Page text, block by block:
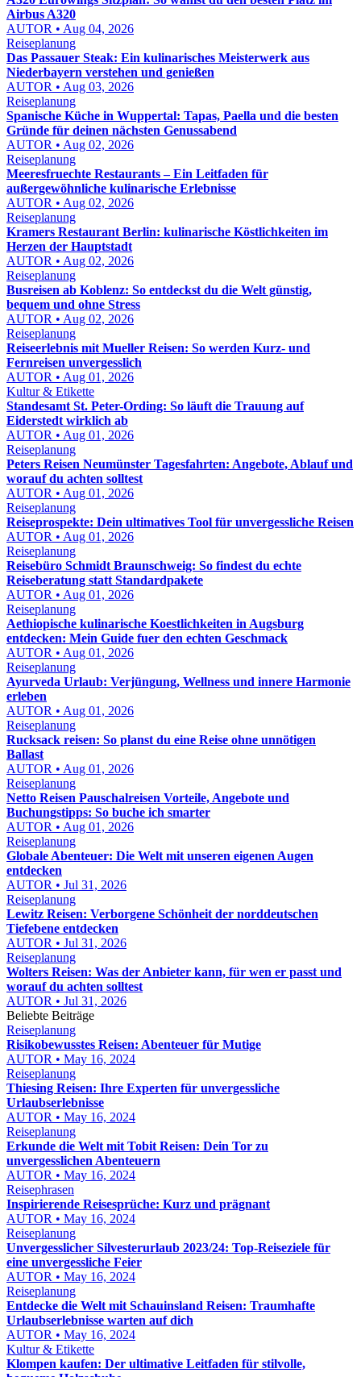
Airbus A320
AUTOR • Aug 04, 2026
Reiseplanung
Das Passauer Steak: Ein kulinarisches Meisterwerk aus
Niederbayern verstehen und genießen
AUTOR • Aug 03, 2026
Reiseplanung
Spanische Küche in Wuppertal: Tapas, Paella und die besten
Gründe für deinen nächsten Genussabend
AUTOR • Aug 02, 2026
Reiseplanung
Meeresfruechte Restaurants – Ein Leitfaden für
außergewöhnliche kulinarische Erlebnisse
AUTOR • Aug 02, 2026
Reiseplanung
Kramers Restaurant Berlin: kulinarische Köstlichkeiten im
Herzen der Hauptstadt
AUTOR • Aug 02, 2026
Reiseplanung
Busreisen ab Koblenz: So entdeckst du die Welt günstig,
bequem und ohne Stress
AUTOR • Aug 02, 2026
Reiseplanung
Reiseerlebnis mit Mueller Reisen: So werden Kurz- und
Fernreisen unvergesslich
AUTOR • Aug 01, 2026
Kultur & Etikette
Standesamt St. Peter-Ording: So läuft die Trauung auf
Eiderstedt wirklich ab
AUTOR • Aug 01, 2026
Reiseplanung
Peters Reisen Neumünster Tagesfahrten: Angebote, Ablauf und
worauf du achten solltest
AUTOR • Aug 01, 2026
Reiseplanung
Reiseprospekte: Dein ultimatives Tool für unvergessliche Reisen
AUTOR • Aug 01, 2026
Reiseplanung
Reisebüro Schmidt Braunschweig: So findest du echte
Reiseberatung statt Standardpakete
AUTOR • Aug 01, 2026
Reiseplanung
Aethiopische kulinarische Koestlichkeiten in Augsburg
entdecken: Mein Guide fuer den echten Geschmack
AUTOR • Aug 01, 2026
Reiseplanung
Ayurveda Urlaub: Verjüngung, Wellness und innere Harmonie
erleben
AUTOR • Aug 01, 2026
Reiseplanung
Rucksack reisen: So planst du eine Reise ohne unnötigen
Ballast
AUTOR • Aug 01, 2026
Reiseplanung
Netto Reisen Pauschalreisen Vorteile, Angebote und
Buchungstipps: So buche ich smarter
AUTOR • Aug 01, 2026
Reiseplanung
Globale Abenteuer: Die Welt mit unseren eigenen Augen
entdecken
AUTOR • Jul 31, 2026
Reiseplanung
Lewitz Reisen: Verborgene Schönheit der norddeutschen
Tiefebene entdecken
AUTOR • Jul 31, 2026
Reiseplanung
Wolters Reisen: Was der Anbieter kann, für wen er passt und
worauf du achten solltest
AUTOR • Jul 31, 2026
Beliebte Beiträge
Reiseplanung
Risikobewusstes Reisen: Abenteuer für Mutige
AUTOR • May 16, 2024
Reiseplanung
Thiesing Reisen: Ihre Experten für unvergessliche
Urlaubserlebnisse
AUTOR • May 16, 2024
Reiseplanung
Erkunde die Welt mit Tobit Reisen: Dein Tor zu
unvergesslichen Abenteuern
AUTOR • May 16, 2024
Reisephrasen
Inspirierende Reisesprüche: Kurz und prägnant
AUTOR • May 16, 2024
Reiseplanung
Unvergesslicher Silvesterurlaub 2023/24: Top-Reiseziele für
eine unvergessliche Feier
AUTOR • May 16, 2024
Reiseplanung
Entdecke die Welt mit Schauinsland Reisen: Traumhafte
Urlaubserlebnisse warten auf dich
AUTOR • May 16, 2024
Kultur & Etikette
Klompen kaufen: Der ultimative Leitfaden für stilvolle,